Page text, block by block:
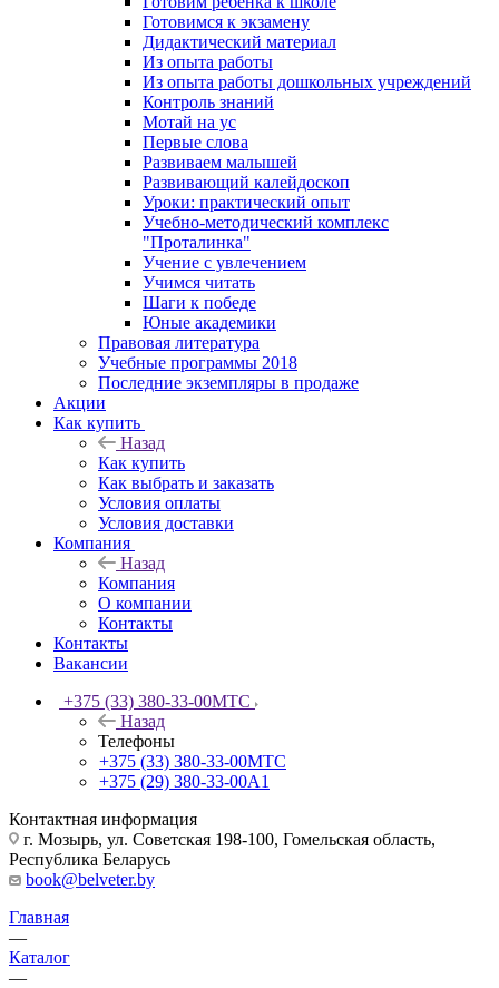
Готовимся к экзамену
Дидактический материал
Из опыта работы
Из опыта работы дошкольных учреждений
Контроль знаний
Мотай на ус
Первые слова
Развиваем малышей
Развивающий калейдоскоп
Уроки: практический опыт
Учебно-методический комплекс
"Проталинка"
Учение с увлечением
Учимся читать
Шаги к победе
Юные академики
Правовая литература
Учебные программы 2018
Последние экземпляры в продаже
Акции
Как купить
Назад
Как купить
Как выбрать и заказать
Условия оплаты
Условия доставки
Компания
Назад
Компания
О компании
Контакты
Контакты
Вакансии
+375 (33) 380-33-00МТС
Назад
Телефоны
+375 (33) 380-33-00МТС
+375 (29) 380-33-00А1
Контактная информация
г. Мозырь, ул. Советская 198-100, Гомельская область,
Республика Беларусь
book@belveter.by
Главная
—
Каталог
—